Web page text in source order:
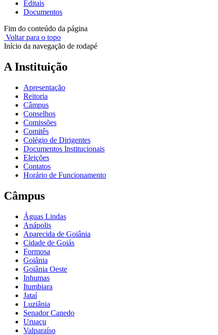
Editais
Documentos
Fim do conteúdo da página
Voltar para o topo
Início da navegação de rodapé
A Instituição
Apresentação
Reitoria
Câmpus
Conselhos
Comissões
Comitês
Colégio de Dirigentes
Documentos Institucionais
Eleições
Contatos
Horário de Funcionamento
Câmpus
Águas Lindas
Anápolis
Aparecida de Goiânia
Cidade de Goiás
Formosa
Goiânia
Goiânia Oeste
Inhumas
Itumbiara
Jataí
Luziânia
Senador Canedo
Uruaçu
Valparaíso